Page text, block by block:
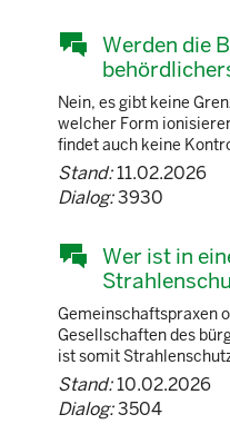
Werden die
Nein, es gibt keine
welcher Form
findet auch keine
Stand:11.02.2026
Dialog:3930
Wer ist in
Gemeinschaftspraxen
Gesellschaften des
ist somit
Stand:10.02.2026
Dialog:3504